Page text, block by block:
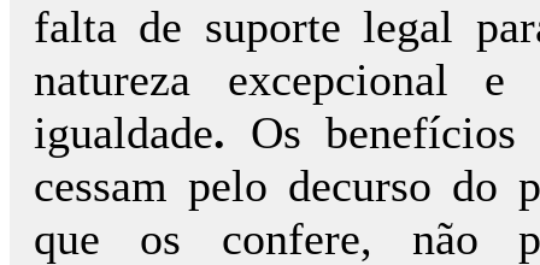
falta de suporte legal
natureza excepcional
igualdade. Os benefícios
cessam pelo decurso do
que os confere, não